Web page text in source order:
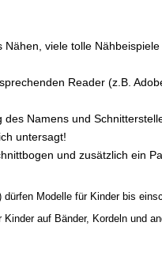
viele tolle
Reader (z.B.
Namens und
untersagt!
und zusätzlich ein
Modelle für Kinder bis
auf Bänder, Kordeln und